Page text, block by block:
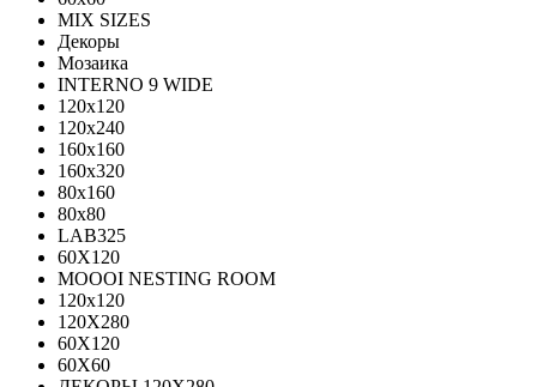
MIX SIZES
Декоры
Мозаика
INTERNO 9 WIDE
120x120
120x240
160x160
160x320
80x160
80x80
LAB325
60X120
MOOOI NESTING ROOM
120x120
120Х280
60Х120
60Х60